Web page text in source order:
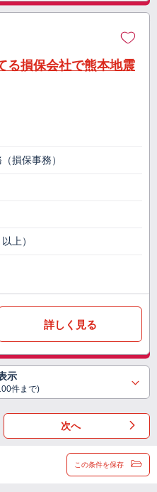
る損保会社で熊本地震
損保事務）
上）
詳しく見る
示
件まで)
次へ
この条件を保存